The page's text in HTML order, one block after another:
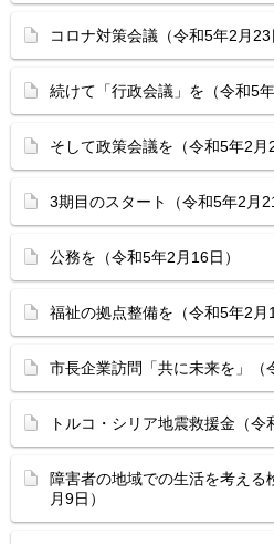
コロナ対策会議（令和5年2月23
続けて「行政会議」を（令和5年
そして政策会議を（令和5年2月
3期目のスタート（令和5年2月
公務を（令和5年2月16日）
福祉の拠点整備を（令和5年2月
市長企業訪問「共に未来を」（
トルコ・シリア地震救援金（令
障害者の地域での生活を考える
月9日）